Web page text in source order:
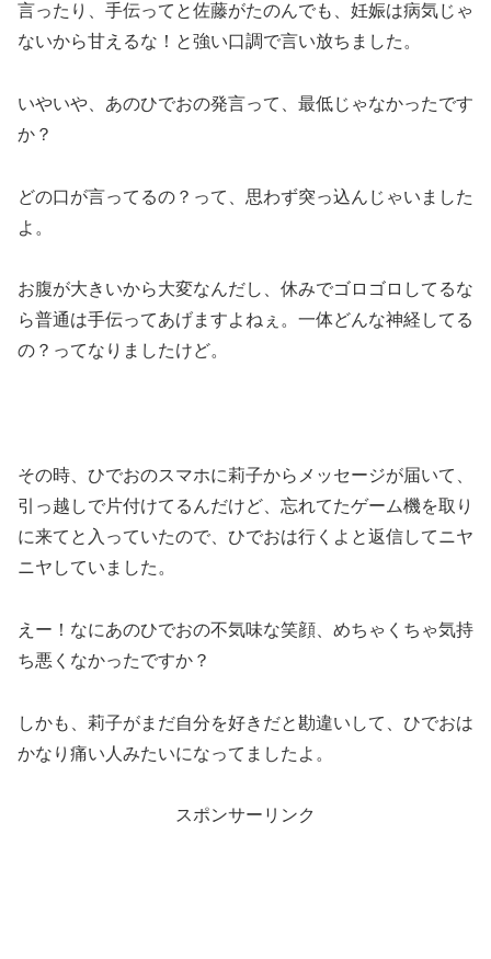
言ったり、手伝ってと佐藤がたのんでも、妊娠は病気じゃ
ないから甘えるな！と強い口調で言い放ちました。
いやいや、あのひでおの発言って、最低じゃなかったです
か？
どの口が言ってるの？って、思わず突っ込んじゃいました
よ。
お腹が大きいから大変なんだし、休みでゴロゴロしてるな
ら普通は手伝ってあげますよねぇ。一体どんな神経してる
の？ってなりましたけど。
その時、ひでおのスマホに莉子からメッセージが届いて、
引っ越しで片付けてるんだけど、忘れてたゲーム機を取り
に来てと入っていたので、ひでおは行くよと返信してニヤ
ニヤしていました。
えー！なにあのひでおの不気味な笑顔、めちゃくちゃ気持
ち悪くなかったですか？
しかも、莉子がまだ自分を好きだと勘違いして、ひでおは
かなり痛い人みたいになってましたよ。
スポンサーリンク